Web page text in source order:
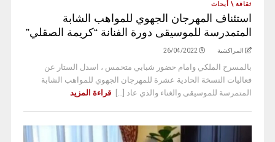
ثقافة \ أبحاث
استئناف المهرجان الجهوي للمواهب الشابة
المتمدرسة للموسيقى دورة الفنانة “كريمة الصقلي”
المراكشية 26/04/2022
بالمسرح الملكي وامام حضور شبابي متحمس ، اسدل الستار عن
فعاليات النسخة الحادية عشرة للمهرجان الجهوي للمواهب الشابة
المتمرسة للموسيقى والغناء والذي عاد [...]
قراءة المزيد